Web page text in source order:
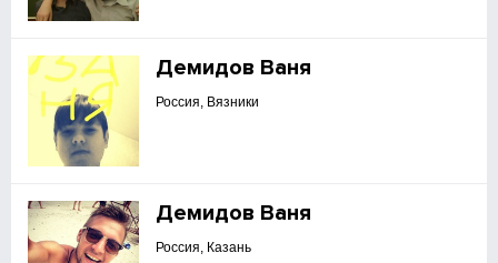
Демидов Ваня
Россия, Вязники
Демидов Ваня
Россия, Казань